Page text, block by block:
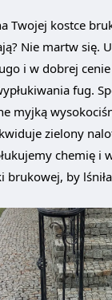
Twojej kostce
Nie martw się.
i w dobrej
fug.
myjką
zielony
chemię i
by